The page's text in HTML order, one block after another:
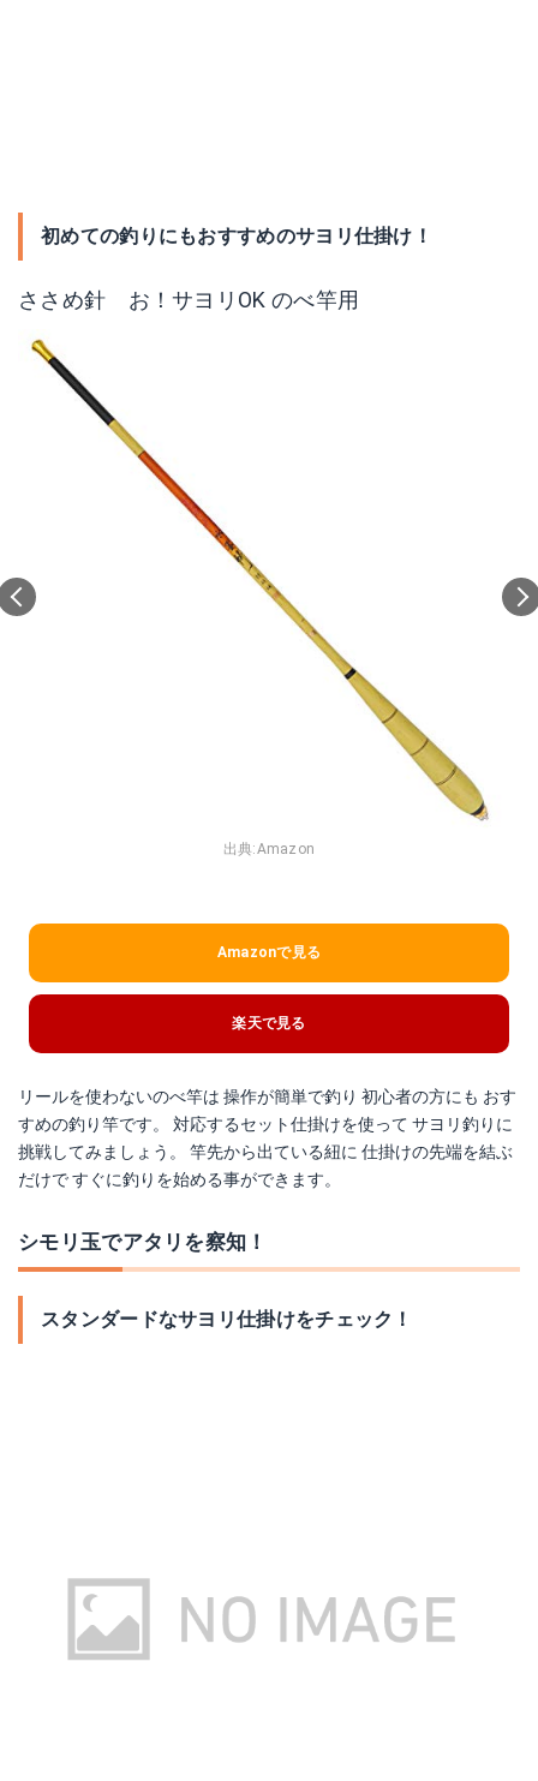
初めての釣りにもおすすめのサヨリ仕掛け！
ささめ針 お！サヨリOK のべ竿用
出典:Amazon
Amazonで見る
楽天で見る
リールを使わないのべ竿は 操作が簡単で釣り 初心者の方にも おす
すめの釣り竿です。 対応するセット仕掛けを使って サヨリ釣りに
挑戦してみましょう。 竿先から出ている紐に 仕掛けの先端を結ぶ
だけで すぐに釣りを始める事ができます。
シモリ玉でアタリを察知！
スタンダードなサヨリ仕掛けをチェック！